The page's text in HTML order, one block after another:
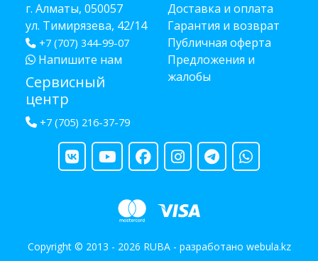
г. Алматы, 050057
ул. Тимирязева, 42/14
+7 (707) 344-99-07
Напишите нам
Сервисный
центр
+7 (705) 216-37-79
Доставка и оплата
Гарантия и возврат
Публичная оферта
Предложения и
жалобы
Copyright © 2013 - 2026 RUBA - разработано webula.kz